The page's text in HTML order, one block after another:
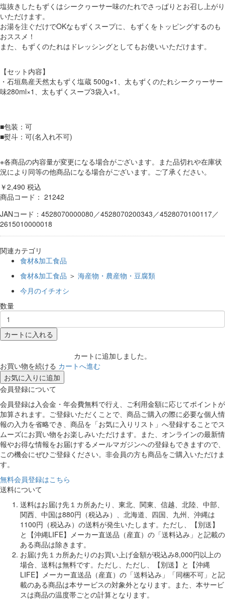
塩抜きしたもずくはシークヮーサー味のたれでさっぱりとお召し上がり
いただけます。
お湯を注ぐだけでOKなもずくスープに、もずくをトッピングするのも
おススメ！
また、もずくのたれはドレッシングとしてもお使いいただけます。
【セット内容】
・石垣島産天然太もずく塩蔵 500g×1、太もずくのたれシークヮーサー
味280ml×1、太もずくスープ3袋入×1。
■包装：可
■熨斗：可(名入れ不可)
※各商品の内容量が変更になる場合がございます。また品切れや在庫状
況により同等の他商品になる場合がございます。ご了承ください。
￥2,490 税込
商品コード： 21242
JANコード：4528070000080／4528070200343／4528070100117／
2615010000018
関連カテゴリ
食材&加工食品
食材&加工食品 ＞ 海産物・農産物・豆腐類
今月のイチオシ
数量
カートに入れる
カートに追加しました。
お買い物を続ける カートへ進む
お気に入りに追加
会員登録について
会員登録は入会金・年会費無料で行え、ご利用金額に応じてポイントが
加算されます。ご登録いただくことで、商品ご購入の際に必要な個人情
報の入力を省略でき、商品を「お気に入りリスト」へ登録することでス
ムーズにお買い物をお楽しみいただけます。また、オンラインの最新情
報やお得な情報をお届けするメールマガジンへの登録もできますので、
この機会にぜひご登録ください。非会員の方も商品をご購入いただけま
す。
無料会員登録はこちら
送料について
送料はお届け先１カ所あたり、東北、関東、信越、北陸、中部、
関西、中国は880円（税込み）、北海道、四国、九州、沖縄は
1100円（税込み）の送料が発生いたします。ただし、【別送】
と【沖縄LIFE】メーカー直送品（産直）の「送料込み」と記載の
ある商品は除きます。
お届け先１カ所あたりのお買い上げ金額が税込み8,000円以上の
場合、送料は無料です。ただし、ただし、【別送】と【沖縄
LIFE】メーカー直送品（産直）の「送料込み」「同梱不可」と記
載のある商品は本サービスの対象外となります。また、本サービ
スは商品の温度帯ごとの計算となります。